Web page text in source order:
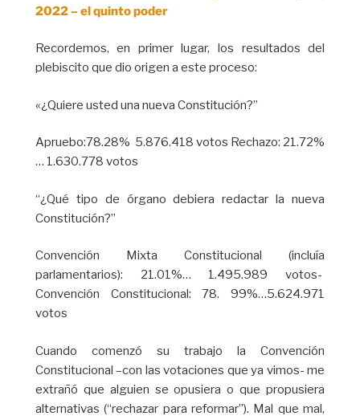
2022 – el quinto poder
Recordemos, en primer lugar, los resultados del
plebiscito que dio origen a este proceso:
«¿Quiere usted una nueva Constitución?”
Apruebo:78.28% 5.876.418 votos Rechazo: 21.72%
… 1.630.778 votos
“¿Qué tipo de órgano debiera redactar la nueva
Constitución?”
Convención Mixta Constitucional (incluía
parlamentarios): 21.01%… 1.495.989 votos-
Convención Constitucional: 78. 99%…5.624.971
votos
Cuando comenzó su trabajo la Convención
Constitucional –con las votaciones que ya vimos- me
extrañó que alguien se opusiera o que propusiera
alternativas (“rechazar para reformar”). Mal que mal,